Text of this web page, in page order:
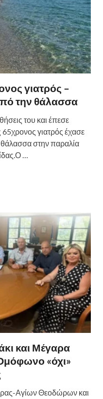
γιατρός –
την θάλασσα
του και έπεσε
γιατρός έχασε
θάλασσα στην παραλία
…
και Μέγαρα
«όχι»
Αγίων Θεοδώρων και